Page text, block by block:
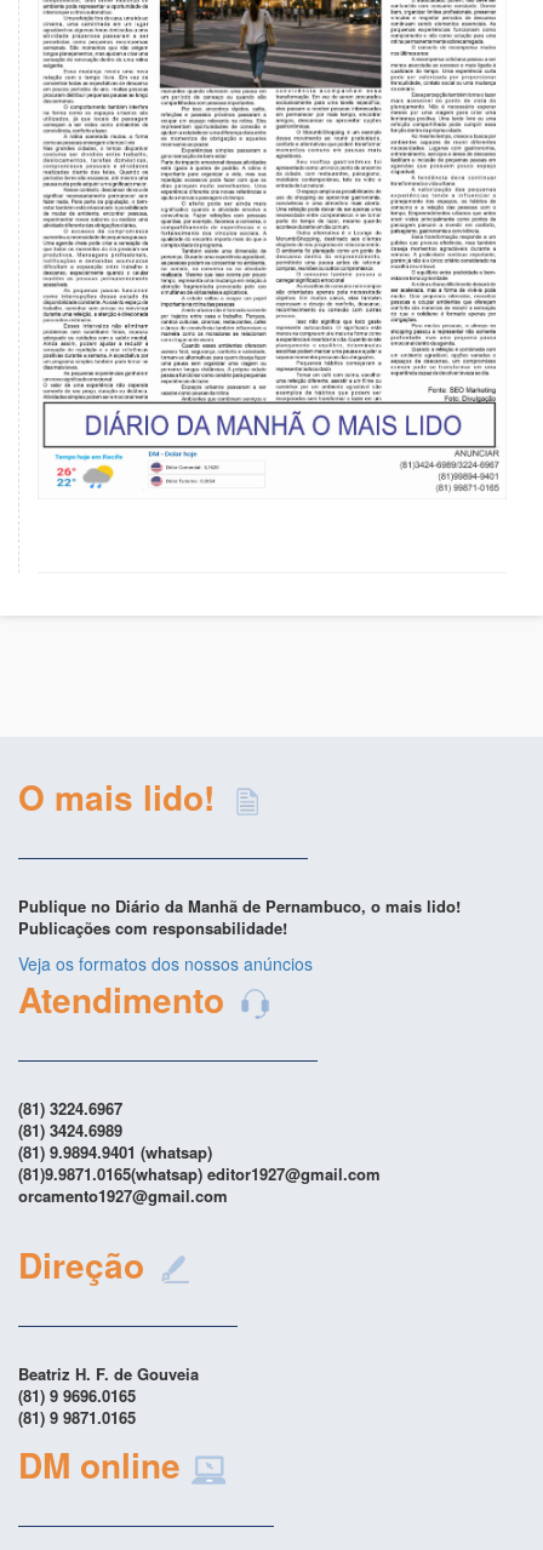
O mais lido!
Publique no Diário da Manhã de Pernambuco, o mais lido!
Publicações com responsabilidade!
Veja os formatos dos nossos anúncios
Atendimento
(81) 3224.6967
(81) 3424.6989
(81) 9.9894.9401 (whatsap)
(81)9.9871.0165(whatsap) editor1927@gmail.com
orcamento1927@gmail.com
Direção
Beatriz H. F. de Gouveia
(81) 9 9696.0165
(81) 9 9871.0165
DM online